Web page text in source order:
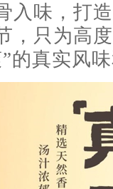
入味，打
，只为高
的真实风